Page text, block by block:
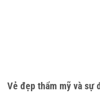
Vẻ đẹp thẩm mỹ và sự